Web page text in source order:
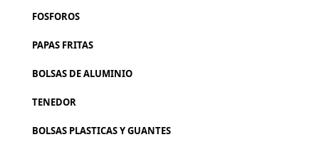
FOSFOROS
PAPAS FRITAS
BOLSAS DE ALUMINIO
TENEDOR
BOLSAS PLASTICAS Y GUANTES